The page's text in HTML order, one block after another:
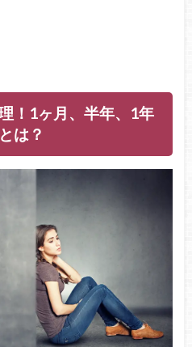
！1ヶ月、半年、1年
は？